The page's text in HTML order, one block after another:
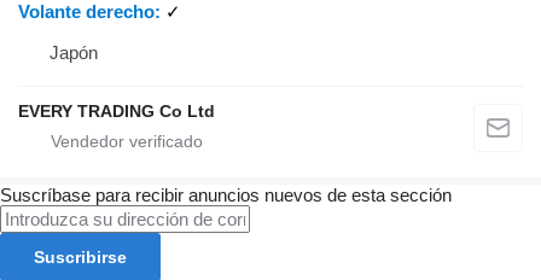
Volante derecho
✓
Japón
EVERY TRADING Co Ltd
Suscríbase para recibir anuncios nuevos de esta sección
Suscribirse